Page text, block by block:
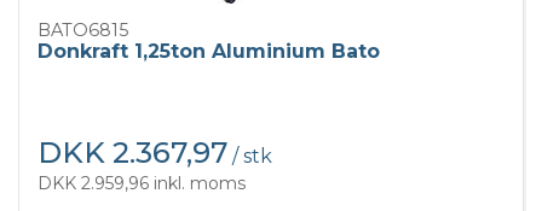
BATO6815
Donkraft 1,25ton Aluminium Bato
DKK 2.367,97 / stk
DKK 2.959,96 inkl. moms